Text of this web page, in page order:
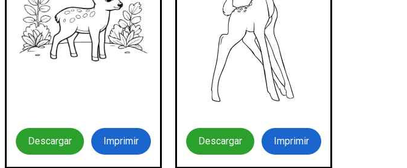
Descargar Imprimir Descargar Imprimir